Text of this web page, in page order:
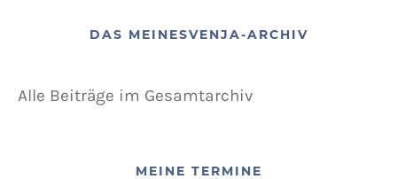
DAS MEINESVENJA-ARCHIV
Alle Beiträge im Gesamtarchiv
MEINE TERMINE